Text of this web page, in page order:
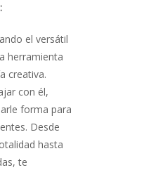
el versátil
herramienta
creativa.
con él,
forma para
Desde
hasta
te